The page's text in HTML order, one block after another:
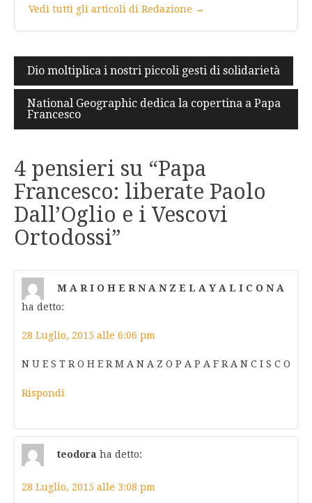
Vedi tutti gli articoli di Redazione →
Navigazione
articoli
Dio moltiplica i nostri piccoli gesti di solidarietà
National Geographic dedica la copertina a Papa
Francesco
4 pensieri su “Papa
Francesco: liberate Paolo
Dall’Oglio e i Vescovi
Ortodossi”
M A R I O H E R N A N Z E L A Y A L I C O N A
ha detto:
28 Luglio, 2015 alle 6:06 pm
N U E S T R O H E R M A N A Z O P A P A F R A N C I S C O
Rispondi
teodora ha detto:
28 Luglio, 2015 alle 3:08 pm